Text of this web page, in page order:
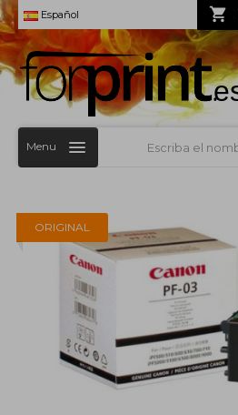
Español
Menu
ORIGINAL